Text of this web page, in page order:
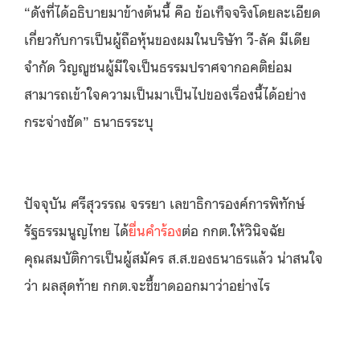
“ดังที่ได้อธิบายมาข้างต้นนี้ คือ ข้อเท็จจริงโดยละเอียด
เกี่ยวกับการเป็นผู้ถือหุ้นของผมในบริษัท วี-ลัค มีเดีย
จำกัด วิญญูชนผู้มีใจเป็นธรรมปราศจากอคติย่อม
สามารถเข้าใจความเป็นมาเป็นไปของเรื่องนี้ได้อย่าง
กระจ่างชัด” ธนาธรระบุ
ปัจจุบัน ศรีสุวรรณ จรรยา เลขาธิการองค์การพิทักษ์
รัฐธรรมนูญไทย ได้ยื่นคำร้องต่อ กกต.ให้วินิจฉัย
คุณสมบัติการเป็นผู้สมัคร ส.ส.ของธนาธรแล้ว น่าสนใจ
ว่า ผลสุดท้าย กกต.จะชี้ขาดออกมาว่าอย่างไร